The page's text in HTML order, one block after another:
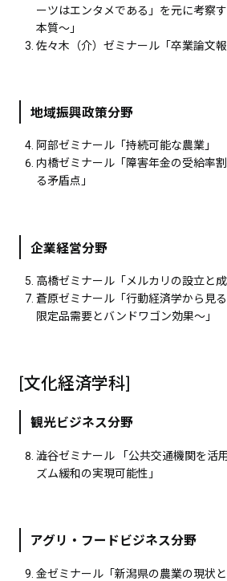
ーツはエンタメである」を元に考察
本質～」
佐々木（介）ゼミナール「卒業論文報
地域振興政策分野
阿部ゼミナール「持続可能な農業」
内橋ゼミナール「障害年金の受給率
る矛盾点」
企業経営分野
高橋ゼミナール「メルカリの設立と成
蒼原ゼミナール「行動経済学から見
限定品需要とバンドワゴン効果～」
[文化経済学科]
観光ビジネス分野
澁谷ゼミナール 「公共交通機関を活
ズム緩和の実現可能性」
アグリ・フードビジネス分野
金ゼミナール「新潟県の農業の現状と